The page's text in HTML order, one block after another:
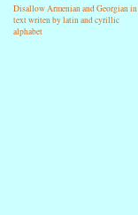
Disallow Armenian and Georgian in
text writen by latin and cyrillic
alphabet